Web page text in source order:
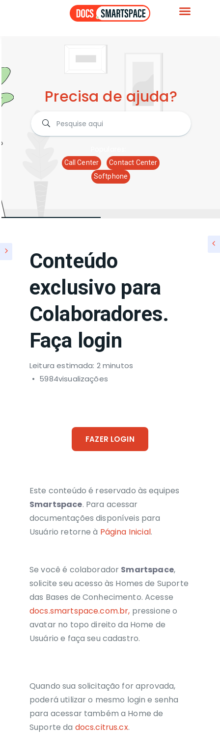
Precisa de ajuda?
Call Center
Contact Center
Softphone
Conteúdo
exclusivo para
Colaboradores.
Faça login
Leitura estimada: 2 minutos
5984visualizações
FAZER LOGIN
Este conteúdo é reservado às equipes
Smartspace. Para acessar
documentações disponíveis para
Usuário retorne à Página Inicial.
Se você é colaborador Smartspace,
solicite seu acesso às Homes de Suporte
das Bases de Conhecimento. Acesse
docs.smartspace.com.br, pressione o
avatar no topo direito da Home de
Usuário e faça seu cadastro.
Quando sua solicitação for aprovada,
poderá utilizar o mesmo login e senha
para acessar também a Home de
Suporte da docs.citrus.cx.